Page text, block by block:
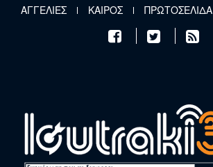
Παράκαμψη προς το κυρίως περιεχόμενο
ΑΓΓΕΛΙΕΣ ΚΑΙΡΟΣ ΠΡΩΤΟΣΕΛΙΔΑ